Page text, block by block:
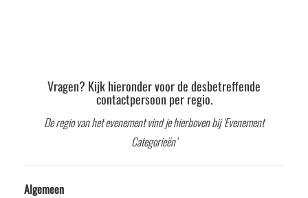
Vragen? Kijk hieronder voor de desbetreffende
contactpersoon per regio.
De regio van het evenement vind je hierboven bij ‘Evenement
Categorieën’
Algemeen